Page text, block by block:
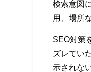
検索意図
用、場所
SEO対策
ズレてい
示されな